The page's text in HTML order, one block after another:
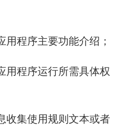
程序主要功能介绍；
程序运行所需具体权
集使用规则文本或者